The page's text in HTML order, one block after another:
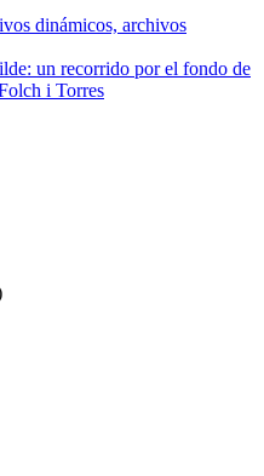
dinámicos, archivos
un recorrido por el fondo de
i Torres